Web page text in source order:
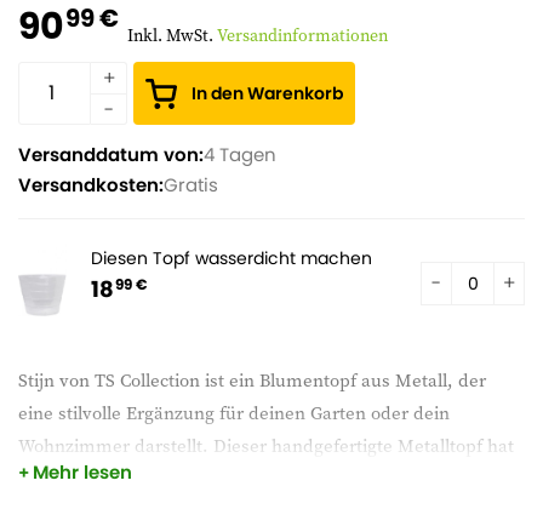
Stijn von TS Collection ist ein Blumentopf aus Metall, der
eine stilvolle Ergänzung für deinen Garten oder dein
Wohnzimmer darstellt. Dieser handgefertigte Metalltopf hat
ein glattes Design mit einer schönen runden Form. Dank des
Mehr lesen
9099 € Inkl. MwSt. Versandinformationen
In den Warenkorb
Versanddatum von:4 Tagen
Versandkosten:Gratis
Diesen Topf wasserdicht machen
1899 €